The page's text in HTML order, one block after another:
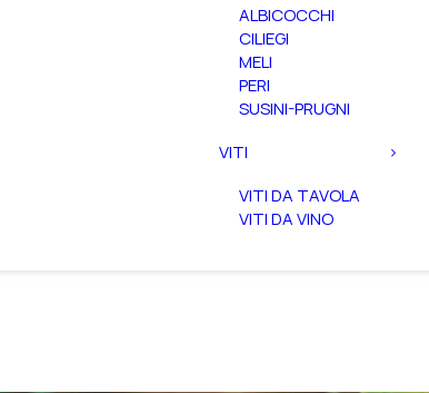
ALBICOCCHI
CILIEGI
MELI
PERI
SUSINI-PRUGNI
VITI
VITI DA TAVOLA
VITI DA VINO